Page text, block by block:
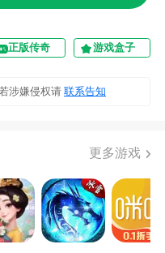
正版传奇 游戏盒子
涉嫌侵权请 联系告知
更多游戏